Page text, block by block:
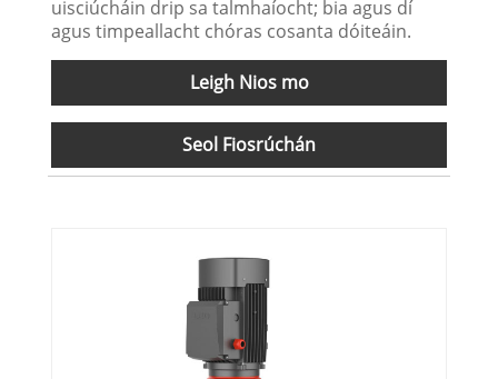
uisciúcháin drip sa talmhaíocht; bia agus dí
agus timpeallacht chóras cosanta dóiteáin.
Leigh Nios mo
Seol Fiosrúchán